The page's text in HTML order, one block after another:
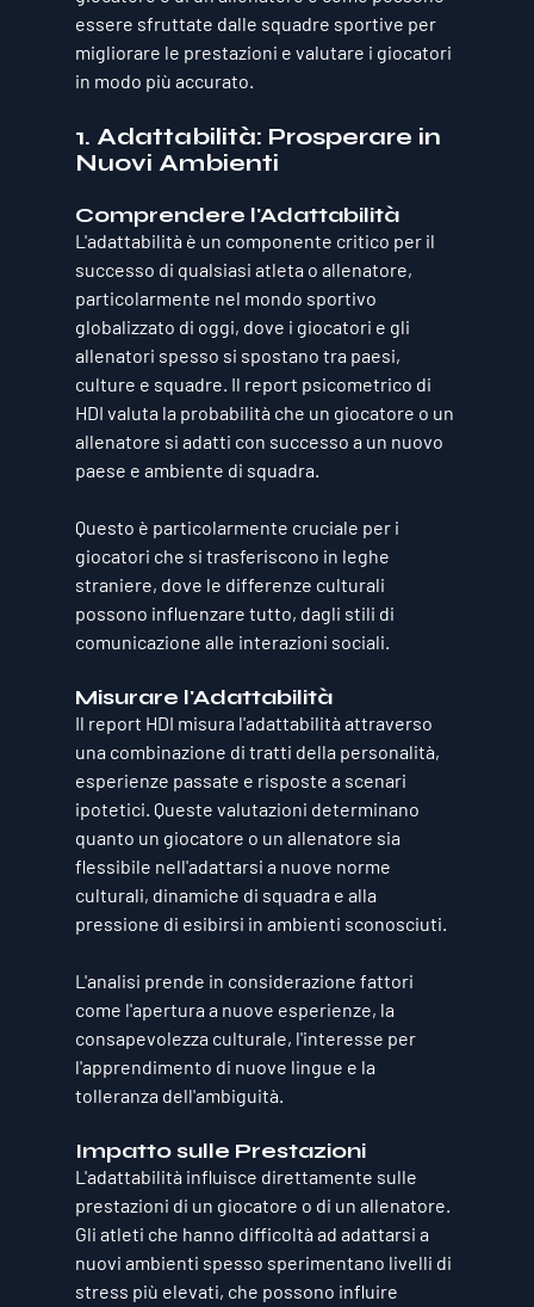
essere sfruttate dalle squadre sportive per
migliorare le prestazioni e valutare i giocatori
in modo più accurato.
1. Adattabilità: Prosperare in
Nuovi Ambienti
Comprendere l'Adattabilità
L'adattabilità è un componente critico per il
successo di qualsiasi atleta o allenatore,
particolarmente nel mondo sportivo
globalizzato di oggi, dove i giocatori e gli
allenatori spesso si spostano tra paesi,
culture e squadre. Il report psicometrico di
HDI valuta la probabilità che un giocatore o un
allenatore si adatti con successo a un nuovo
paese e ambiente di squadra.
Questo è particolarmente cruciale per i
giocatori che si trasferiscono in leghe
straniere, dove le differenze culturali
possono influenzare tutto, dagli stili di
comunicazione alle interazioni sociali.
Misurare l'Adattabilità
Il report HDI misura l'adattabilità attraverso
una combinazione di tratti della personalità,
esperienze passate e risposte a scenari
ipotetici. Queste valutazioni determinano
quanto un giocatore o un allenatore sia
flessibile nell'adattarsi a nuove norme
culturali, dinamiche di squadra e alla
pressione di esibirsi in ambienti sconosciuti.
L'analisi prende in considerazione fattori
come l'apertura a nuove esperienze, la
consapevolezza culturale, l'interesse per
l'apprendimento di nuove lingue e la
tolleranza dell'ambiguità.
Impatto sulle Prestazioni
L'adattabilità influisce direttamente sulle
prestazioni di un giocatore o di un allenatore.
Gli atleti che hanno difficoltà ad adattarsi a
nuovi ambienti spesso sperimentano livelli di
stress più elevati, che possono influire